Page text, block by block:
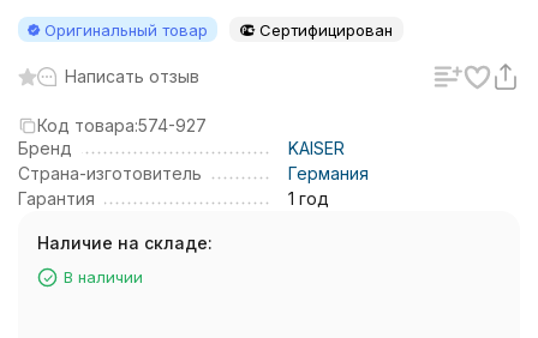
Оригинальный товар Сертифицирован
Написать отзыв
Код товара:574-927
Бренд
KAISER
Страна-изготовитель
Германия
Гарантия
1 год
Наличие на складе:
В наличии